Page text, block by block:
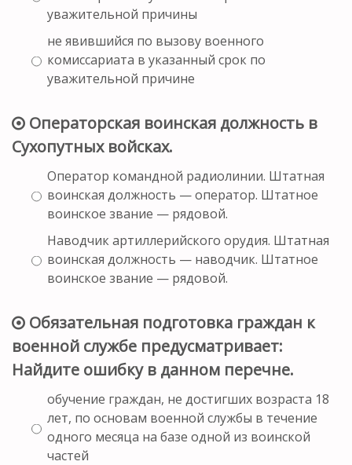
уважительной причины
не явившийся по вызову военного
комиссариата в указанный срок по
уважительной причине
Операторская воинская должность в
Сухопутных войсках.
Оператор командной радиолинии. Штатная
воинская должность — оператор. Штатное
воинское звание — рядовой.
Наводчик артиллерийского орудия. Штатная
воинская должность — наводчик. Штатное
воинское звание — рядовой.
Обязательная подготовка граждан к
военной службе предусматривает:
Найдите ошибку в данном перечне.
обучение граждан, не достигших возраста 18
лет, по основам военной службы в течение
одного месяца на базе одной из воинской
частей